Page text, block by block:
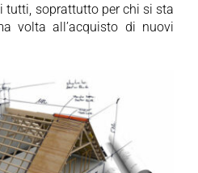
tutti, soprattutto per chi si sta
volta all’acquisto di nuovi